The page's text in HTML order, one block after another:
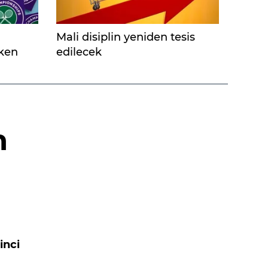
Mali disiplin yeniden tesis
edilecek